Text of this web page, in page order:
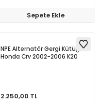
Sepete Ekle
NPE Alternatör Gergi Kütüğü
Honda Crv 2002-2006 K20
2.250,00 TL